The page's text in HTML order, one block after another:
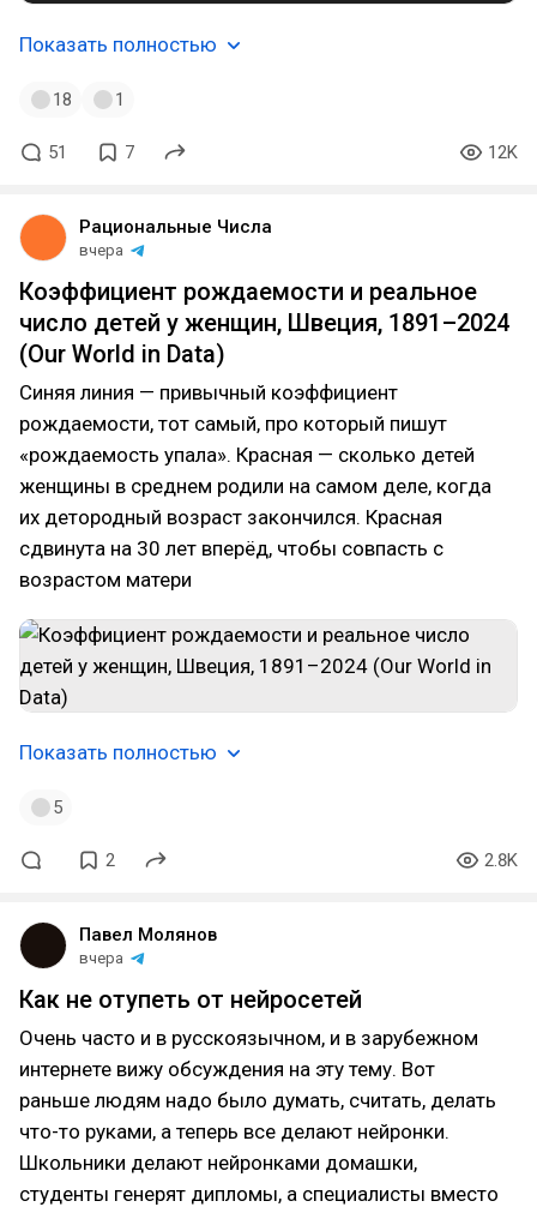
Показать полностью
18 1
51 7 12K
Рациональные Числа
вчера
Коэффициент рождаемости и реальное
число детей у женщин, Швеция, 1891–2024
(Our World in Data)
Синяя линия — привычный коэффициент
рождаемости, тот самый, про который пишут
«рождаемость упала». Красная — сколько детей
женщины в среднем родили на самом деле, когда
их детородный возраст закончился. Красная
сдвинута на 30 лет вперёд, чтобы совпасть с
возрастом матери
Показать полностью
5
2 2.8K
Павел Молянов
вчера
Как не отупеть от нейросетей
Очень часто и в русскоязычном, и в зарубежном
интернете вижу обсуждения на эту тему. Вот
раньше людям надо было думать, считать, делать
что-то руками, а теперь все делают нейронки.
Школьники делают нейронками домашки,
студенты генерят дипломы, а специалисты вместо